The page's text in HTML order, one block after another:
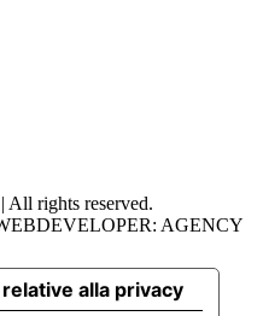
All rights reserved.
AGENCY
alla privacy